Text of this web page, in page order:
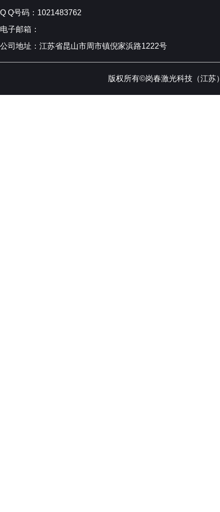
Q Q号码：1021483762
电子邮箱：
公司地址：江苏省昆山市周市镇倪家浜路1222号
版权所有©岗春激光科技（江